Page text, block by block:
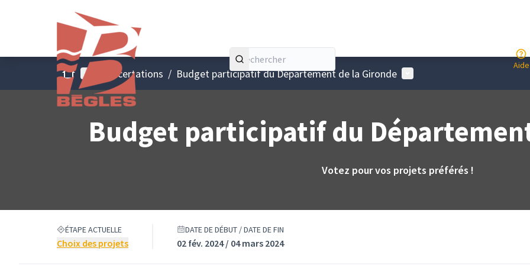
Aide
AccueilMenu principal
Concertations / Budget participatif du Département de la Gironde Menu utilisateur
Budget participatif du
Votez pour vos projets préférés !
ÉTAPE ACTUELLE
Choix des projets
DATE DE DÉBUT / DATE DE FIN
02 fév. 2024 / 04 mars 2024